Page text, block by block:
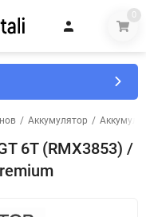
0
/ Аккумулятор /
6T (RMX3853) /